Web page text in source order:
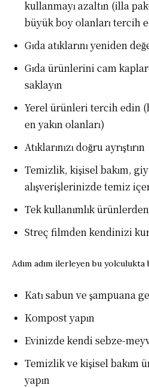
kullanmayı azaltın (illa
büyük boy olanları tercih
Gıda atıklarını yeniden
Gıda ürünlerini cam
saklayın
Yerel ürünleri tercih edin
en yakın olanları)
Atıklarınızı doğru ayrıştırın
Temizlik, kişisel bakım,
alışverişlerinizde temiz
Tek kullanımlık
Streç filmden kendinizi
Adım adım ilerleyen bu yolculukta
Katı sabun ve şampuana
Kompost yapın
Evinizde kendi sebze-
Temizlik ve kişisel bakım
yapın